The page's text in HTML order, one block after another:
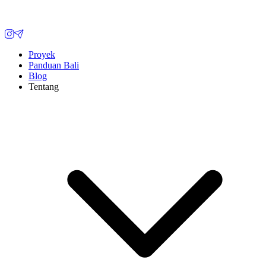
Proyek
Panduan Bali
Blog
Tentang